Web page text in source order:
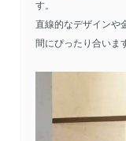
す。
直線的なデザインや
間にぴったり合いま